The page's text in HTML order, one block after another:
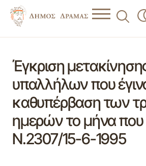
Έγκριση
υπαλλήλων που
καθυπέρβαση των
ημερών το μήνα που
Ν.2307/15-6-1995